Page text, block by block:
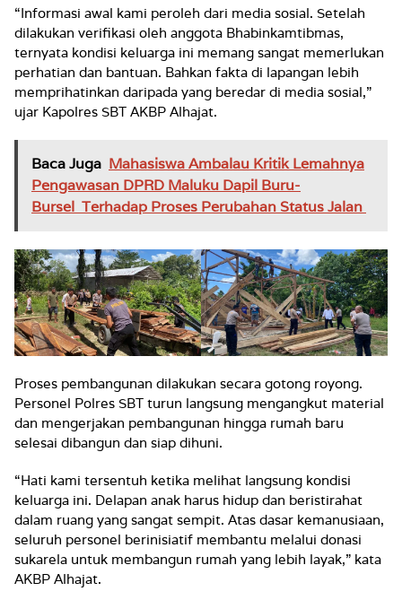
“Informasi awal kami peroleh dari media sosial. Setelah
dilakukan verifikasi oleh anggota Bhabinkamtibmas,
ternyata kondisi keluarga ini memang sangat memerlukan
perhatian dan bantuan. Bahkan fakta di lapangan lebih
memprihatinkan daripada yang beredar di media sosial,”
ujar Kapolres SBT AKBP Alhajat.
Baca Juga Mahasiswa Ambalau Kritik Lemahnya
Pengawasan DPRD Maluku Dapil Buru-
Bursel Terhadap Proses Perubahan Status Jalan
Proses pembangunan dilakukan secara gotong royong.
Personel Polres SBT turun langsung mengangkut material
dan mengerjakan pembangunan hingga rumah baru
selesai dibangun dan siap dihuni.
“Hati kami tersentuh ketika melihat langsung kondisi
keluarga ini. Delapan anak harus hidup dan beristirahat
dalam ruang yang sangat sempit. Atas dasar kemanusiaan,
seluruh personel berinisiatif membantu melalui donasi
sukarela untuk membangun rumah yang lebih layak,” kata
AKBP Alhajat.